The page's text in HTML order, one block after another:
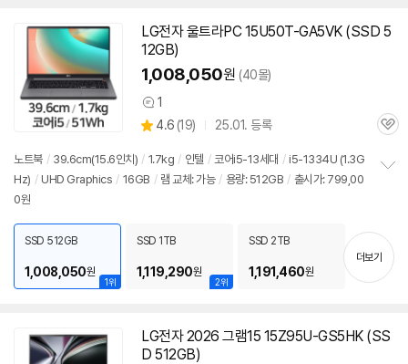
LG전자 울트라PC 15U50T-GA5VK (SSD 5
12GB)
1,008,050원 (40몰)
상
품
견
1
별
점
4.6 (상
리
뷰
19) 25.01. 등록
관
노트북 / 39.6cm(15.6인치) / 1.7kg / 인텔 / 코어i5-13세대 / i5-1334U (1.3G
Hz) / UHD Graphics / 16GB / 램 교체: 가능 / 용량: 512GB / 출시가: 799,00
0원
기
1위
SSD 512GB
1,008,050원
2위
SSD 1TB
1,119,290원
SSD 2TB
1,191,460원
더보기
LG전자 2026 그램15 15Z95U-GS5HK (SS
D 512GB)